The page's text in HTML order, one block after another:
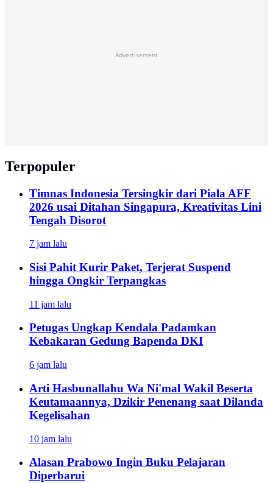
Advertisement
Terpopuler
Timnas Indonesia Tersingkir dari Piala AFF
2026 usai Ditahan Singapura, Kreativitas Lini
Tengah Disorot
7 jam lalu
Sisi Pahit Kurir Paket, Terjerat Suspend
hingga Ongkir Terpangkas
11 jam lalu
Petugas Ungkap Kendala Padamkan
Kebakaran Gedung Bapenda DKI
6 jam lalu
Arti Hasbunallahu Wa Ni'mal Wakil Beserta
Keutamaannya, Dzikir Penenang saat Dilanda
Kegelisahan
10 jam lalu
Alasan Prabowo Ingin Buku Pelajaran
Diperbarui